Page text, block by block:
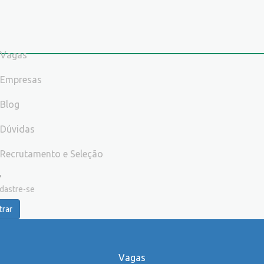
Vagas
Empresas
Blog
Dúvidas
Recrutamento e Seleção
se
Vagas